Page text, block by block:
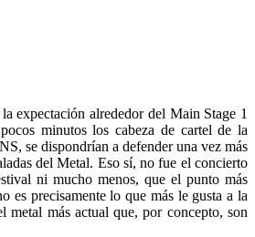
expectación alrededor del Main Stage 1
minutos los cabeza de cartel de la
se dispondrían a defender una vez más
del Metal. Eso sí, no fue el concierto
ni mucho menos, que el punto más
es precisamente lo que más le gusta a la
metal más actual que, por concepto, son